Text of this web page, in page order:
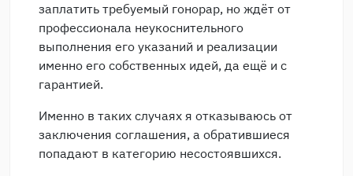
заплатить требуемый гонорар, но ждёт от
профессионала неукоснительного
выполнения его указаний и реализации
именно его собственных идей, да ещё и с
гарантией.
Именно в таких случаях я отказываюсь от
заключения соглашения, а обратившиеся
попадают в категорию несостоявшихся.